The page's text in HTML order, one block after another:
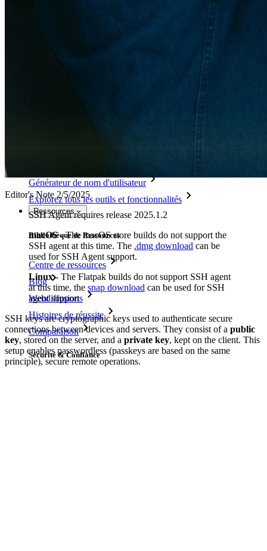
Générateur de nom d'utilisateur
Explorez tous les outils et fonctionnalités
Ressources
Bibliothèque de Ressources
Centre de ressources
Blog
Webdiffusions
Histoires de réussite
Comparaison
Sécurité & Confiance
Editor's Note 2/5/2025
SSH Agent requires release 2025.1.2
macOS- The macOS store builds do not support the
SSH agent at this time. The .dmg download can be
used for SSH Agent support.
Linux- The Flatpak builds do not support SSH agent
at this time, the snap download can be used for SSH
agent support
SSH keys are cryptographic keys used to authenticate secure
connections between devices and servers. They consist of a public
key, stored on the server, and a private key, kept on the client. This
setup enables passwordless (passkeys are based on the same
principle), secure remote operations.